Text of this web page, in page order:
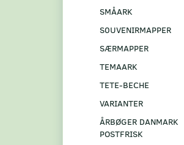
SMÅARK
S0UVENIRMAPPER
SÆRMAPPER
TEMAARK
TETE-BECHE
VARIANTER
ÅRBØGER DANMARK
POSTFRISK